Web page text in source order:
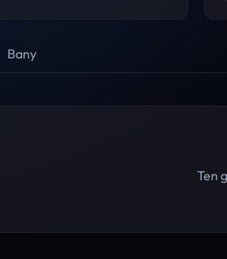
Bany
Ten